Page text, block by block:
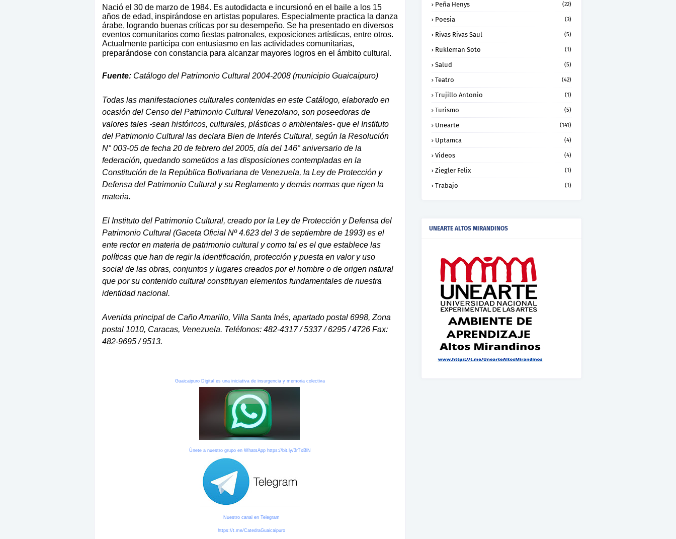
Nació el 30 de marzo de 1984. Es autodidacta e incursionó en el baile a los 15
años de edad, inspirándose en artistas populares. Especialmente practica la danza
árabe, logrando buenas críticas por su desempeño. Se ha presentado en diversos
eventos comunitarios como fiestas patronales, exposiciones artísticas, entre otros.
Actualmente participa con entusiasmo en las actividades comunitarias,
preparándose con constancia para alcanzar mayores logros en el ámbito cultural.
Fuente: Catálogo del Patrimonio Cultural 2004-2008 (municipio Guaicaipuro)
Todas las manifestaciones culturales contenidas en este Catálogo, elaborado en
ocasión del Censo del Patrimonio Cultural Venezolano, son poseedoras de
valores tales -sean históricos, culturales, plásticas o ambientales- que el Instituto
del Patrimonio Cultural las declara Bien de Interés Cultural, según la Resolución
N° 003-05 de fecha 20 de febrero del 2005, día del 146° aniversario de la
federación, quedando sometidos a las disposiciones contempladas en la
Constitución de la República Bolivariana de Venezuela, la Ley de Protección y
Defensa del Patrimonio Cultural y su Reglamento y demás normas que rigen la
materia.
El Instituto del Patrimonio Cultural, creado por la Ley de Protección y Defensa del
Patrimonio Cultural (Gaceta Oficial Nº 4.623 del 3 de septiembre de 1993) es el
ente rector en materia de patrimonio cultural y como tal es el que establece las
políticas que han de regir la identificación, protección y puesta en valor y uso
social de las obras, conjuntos y lugares creados por el hombre o de origen natural
que por su contenido cultural constituyan elementos fundamentales de nuestra
identidad nacional.
Avenida principal de Caño Amarillo, Villa Santa Inés, apartado postal 6998, Zona
postal 1010, Caracas, Venezuela. Teléfonos: 482-4317 / 5337 / 6295 / 4726 Fax:
482-9695 / 9513.
Guaicaipuro Digital es una iniciativa de insurgencia y memoria colectiva
Únete a nuestro grupo en WhatsApp https://bit.ly/3rTxBlN
Nuestro canal en Telegram
https://t.me/CatedraGuaicaipuro
Peña Henys (22)
Poesia (3)
Rivas Rivas Saul (5)
Rukleman Soto (1)
Salud (5)
Teatro (42)
Trujillo Antonio (1)
Turismo (5)
Unearte (141)
Uptamca (4)
Videos (4)
Ziegler Felix (1)
Trabajo (1)
UNEARTE ALTOS MIRANDINOS